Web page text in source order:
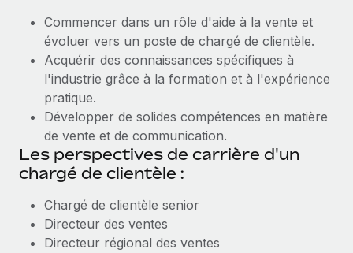
Commencer dans un rôle d'aide à la vente et
évoluer vers un poste de chargé de clientèle.
Acquérir des connaissances spécifiques à
l'industrie grâce à la formation et à l'expérience
pratique.
Développer de solides compétences en matière
de vente et de communication.
Les perspectives de carrière d'un
chargé de clientèle :
Chargé de clientèle senior
Directeur des ventes
Directeur régional des ventes